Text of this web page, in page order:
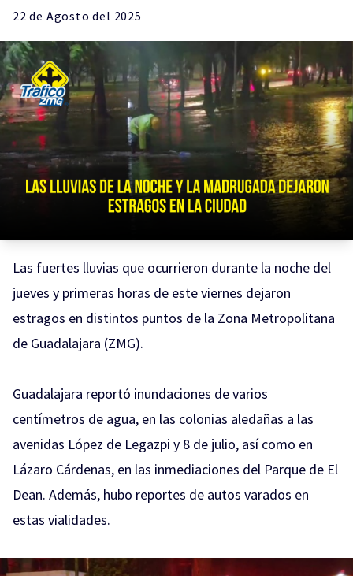
22 de Agosto del 2025
Las fuertes lluvias que ocurrieron durante la noche del
jueves y primeras horas de este viernes dejaron
estragos en distintos puntos de la Zona Metropolitana
de Guadalajara (ZMG).
Guadalajara reportó inundaciones de varios
centímetros de agua, en las colonias aledañas a las
avenidas López de Legazpi y 8 de julio, así como en
Lázaro Cárdenas, en las inmediaciones del Parque de El
Dean. Además, hubo reportes de autos varados en
estas vialidades.